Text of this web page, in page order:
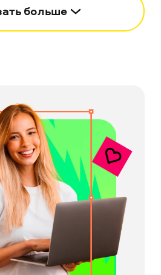
больше